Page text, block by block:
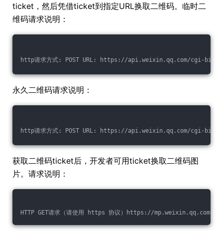
ticket，然后凭借ticket到指定URL换取二维码。临时二
维码请求说明：
http请求方式: POST URL: https://api.weixin.qq.com/cgi-bin/
永久二维码请求说明：
http请求方式: POST URL: https://api.weixin.qq.com/cgi-bin/
获取二维码ticket后，开发者可用ticket换取二维码图
片。请求说明：
HTTP GET请求（请使用 https 协议）https://mp.weixin.qq.com/